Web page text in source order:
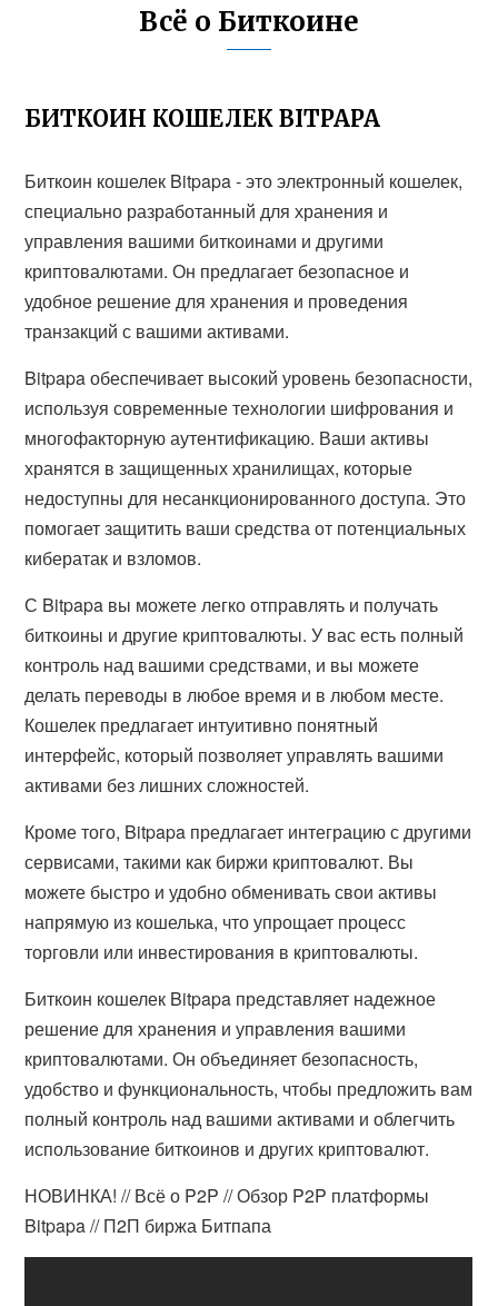
Всё о Биткоине
БИТКОИН КОШЕЛЕК BITPAPA
Биткоин кошелек Bitpapa - это электронный кошелек,
специально разработанный для хранения и
управления вашими биткоинами и другими
криптовалютами. Он предлагает безопасное и
удобное решение для хранения и проведения
транзакций с вашими активами.
Bitpapa обеспечивает высокий уровень безопасности,
используя современные технологии шифрования и
многофакторную аутентификацию. Ваши активы
хранятся в защищенных хранилищах, которые
недоступны для несанкционированного доступа. Это
помогает защитить ваши средства от потенциальных
кибератак и взломов.
С Bitpapa вы можете легко отправлять и получать
биткоины и другие криптовалюты. У вас есть полный
контроль над вашими средствами, и вы можете
делать переводы в любое время и в любом месте.
Кошелек предлагает интуитивно понятный
интерфейс, который позволяет управлять вашими
активами без лишних сложностей.
Кроме того, Bitpapa предлагает интеграцию с другими
сервисами, такими как биржи криптовалют. Вы
можете быстро и удобно обменивать свои активы
напрямую из кошелька, что упрощает процесс
торговли или инвестирования в криптовалюты.
Биткоин кошелек Bitpapa представляет надежное
решение для хранения и управления вашими
криптовалютами. Он объединяет безопасность,
удобство и функциональность, чтобы предложить вам
полный контроль над вашими активами и облегчить
использование биткоинов и других криптовалют.
НОВИНКА! // Всё о P2P // Обзор P2P платформы
Bitpapa // П2П биржа Битпапа